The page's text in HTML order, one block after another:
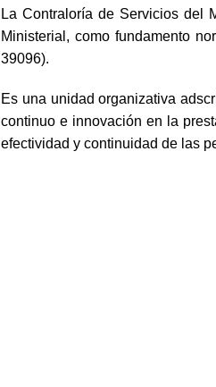
La Contraloría de Servicios del
Ministerial, como fundamento
39096).
Es una unidad organizativa
continuo e innovación en la
efectividad y continuidad de las